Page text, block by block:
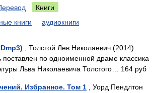
Книги
книги аудиокниги
, Толстой Лев Николаевич (2014)
поставлен по одноименной драме классика
Льва Николаевича Толстого… 164 руб
Избранное. Том 1 , Уорд Пендлтон